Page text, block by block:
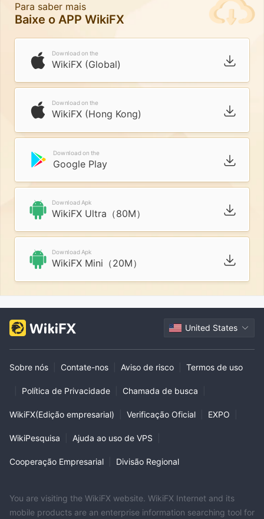
Para saber mais
Baixe o APP WikiFX
Download on the
WikiFX (Global)
Download on the
WikiFX (Hong Kong)
Download on the
Google Play
Download Apk
WikiFX Ultra（80M）
Download Apk
WikiFX Mini（20M）
United States
Sobre nós Contate-nos Aviso de risco Termos de uso
Política de Privacidade Chamada de busca
WikiFX(Edição empresarial) Verificação Oficial EXPO
WikiPesquisa Ajuda ao uso de VPS
Cooperação Empresarial Divisão Regional
You are visiting the WikiFX website. WikiFX Internet and its
mobile products are an enterprise information searching tool for